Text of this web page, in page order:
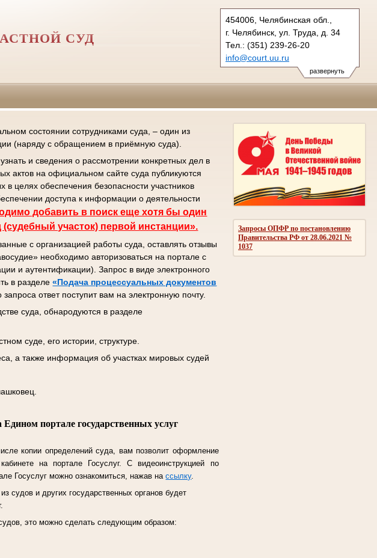
развернуть
454006, Челябинская обл.,
г. Челябинск, ул. Труда, д. 34
Тел.: (351) 239-26-20
info@court.uu.ru
chel_os@court.uu.ru
СУД
Запросы ОПФР по постановлению
Правительства РФ от 28.06.2021 №
1037
состоянии сотрудниками суда, – один из
(наряду с обращением в приёмную суда).
и сведения о рассмотрении конкретных дел в
актов на официальном сайте суда публикуются
целях обеспечения безопасности участников
доступа к информации о деятельности
добавить в поиск еще хотя бы один
участок) первой инстанции».
с организацией работы суда, оставлять отзывы
необходимо авторизоваться на портале с
и аутентификации). Запрос в виде электронного
в разделе«Подача процессуальных документов
ответ поступит вам на электронную почту.
суда, обнародуются в разделе
суде, его истории, структуре.
а также информация об участках мировых судей
портале государственных услуг
копии определений суда, вам позволит оформление
на портале Госуслуг.С видеоинструкцией по
Госуслуг можно ознакомиться, нажав нассылку.
судов и других государственных органов будет
это можно сделать следующим образом: